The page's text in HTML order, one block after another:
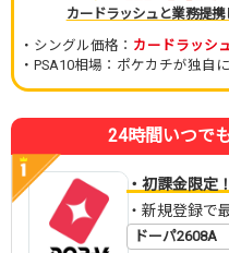
カードラッシュと業務提
・シングル価格： カードラッシ
・PSA10相場：ポケカチが独自
24時間いつで
・初課金限定
・新規登録で
ドーパ2608A